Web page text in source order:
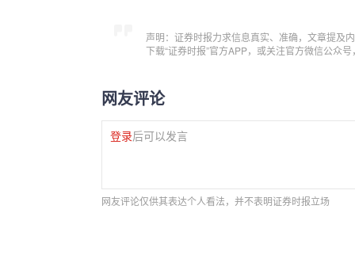
声明：证券时报力求信息真实、准确，文章提及
下载“证券时报”官方APP，或关注官方微信公众
网友评论
登录后可以发言
网友评论仅供其表达个人看法，并不表明证券时报立场